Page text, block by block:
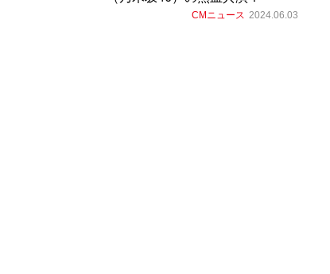
CMニュース 2024.06.03